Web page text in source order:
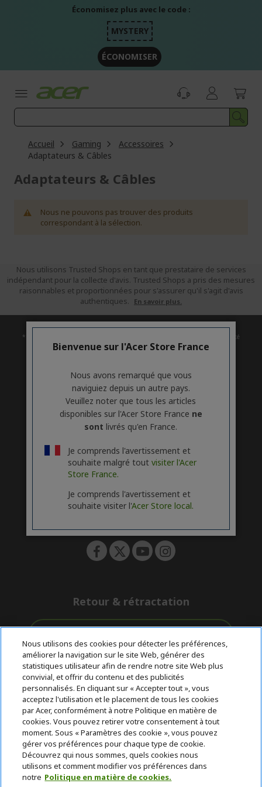
Économisez plus avec le code :
MYSTERY
ÉCONOMISER
Accueil Gaming
Accessoires
Adaptateurs & Câbles
Adaptateurs & Câbles
Nous ne pouvons pas trouver des produits
correspondant à la sélection.
Nous utilisons Trusted Shops en tant que prestataire de services
indépendant pour la collecte d'avis. Trusted Shops a pris des mesures
raisonnables et proportionnées pour s'assurer qu'il s'agit d'avis
authentiques.
En savoir plus.
* Le planning de mise à niveau varie en fonction des appareils. La disponibilité
des fonctionnalités et des applications peut varier selon le pays. Certaines
ACER h
d
d
n
SUPPORT h
d
e
i
d
e
n
ACER STORE h
d
d
Retour & rétractation
Livraison
Gratuite
Accompagnement
avant et après-
vente
Avec 0%
© 2026 Acer Inc.
CPYou BV est le revendeur et marchand agréé pour les produits et
services proposés au sein de ce magasin.
Nous utilisons des cookies pour détecter les préférences,
améliorer la navigation sur le site Web, générer des
statistiques utilisateur afin de rendre notre site Web plus
convivial, et offrir du contenu et des publicités
personnalisés. En cliquant sur « Accepter tout », vous
acceptez l'utilisation et le placement de tous les cookies
par Acer, conformément à notre Politique en matière de
cookies. Vous pouvez retirer votre consentement à tout
moment. Sous « Paramètres des cookie », vous pouvez
gérer vos préférences pour chaque type de cookie.
Découvrez qui nous sommes, quels cookies nous
utilisons et comment modifier vos préférences dans
notre Politique en matière de cookies.
Bienvenue sur l'Acer Store France
Nous avons remarqué que vous
naviguiez depuis un autre pays.
Veuillez noter que tous les articles
disponibles sur l'Acer Store France ne
sont livrés qu'en France.
Je comprends l'avertissement et
souhaite malgré tout visiter l'Acer
Store France.
Je comprends l'avertissement et
souhaite visiter l'Acer Store local.